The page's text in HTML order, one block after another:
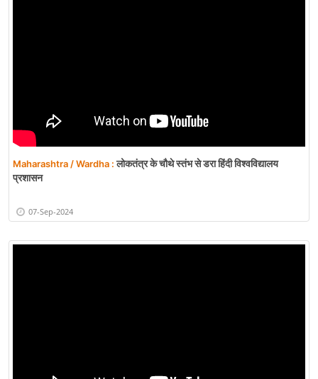
Maharashtra / Wardha :लोकतंत्र के चौथे स्तंभ से डरा हिंदी विश्वविद्यालय
प्रशासन
07-Sep-2024